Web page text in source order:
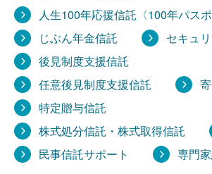
人生100年応援信託〈100年パスポ
じぶん年金信託
セキュ
後見制度支援信託
任意後見制度支援信託
特定贈与信託
株式処分信託・株式取得信託
民事信託サポート
専門